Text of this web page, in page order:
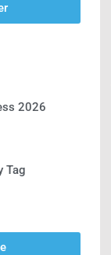
2026
Tag